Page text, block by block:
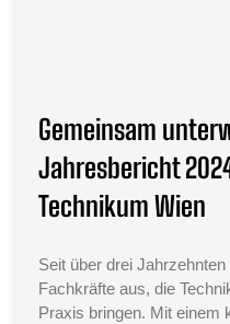
Gemeinsam
Jahresbericht
Technikum Wien
Seit über drei
Fachkräfte aus, die
Praxis bringen. Mit einem